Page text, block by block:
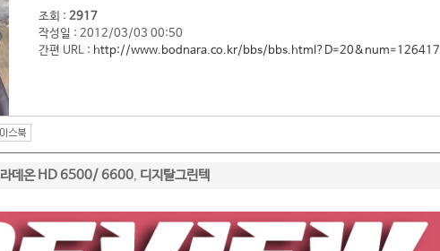
조회 : 2917
작성일 : 2012/03/03 00:50
간편 URL : http://www.bodnara.co.kr/bbs/bbs.html?D=20&num=126417
라데온 HD 6500/ 6600, 디지탈그린텍